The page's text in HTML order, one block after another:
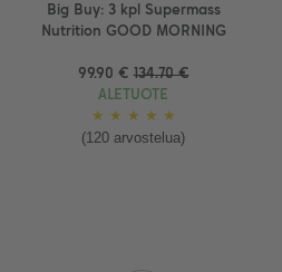
Big Buy: 3 kpl Supermass
Nutrition GOOD MORNING
99.90 € 134.70 €
ALETUOTE
★ ★ ★ ★ ★
(120 arvostelua)